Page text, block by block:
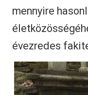
mennyire
évezredes